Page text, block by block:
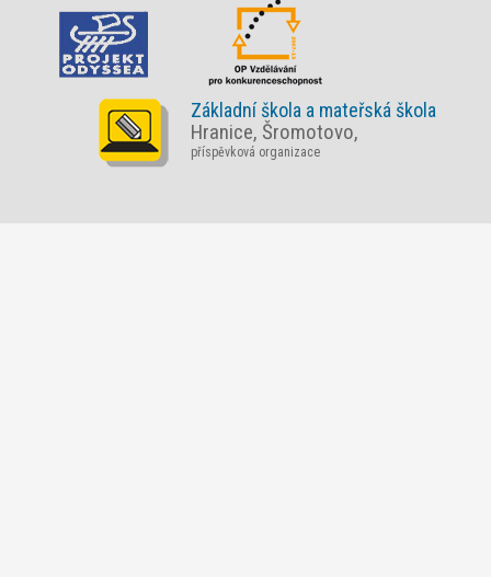
Základní škola a mateřská škola
Hranice, Šromotovo,
příspěvková organizace